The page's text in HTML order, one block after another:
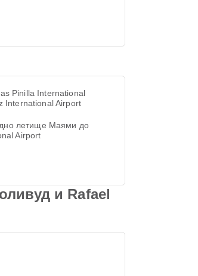
Pinilla International
International Airport
летище Маями до
Airport
и Rafael